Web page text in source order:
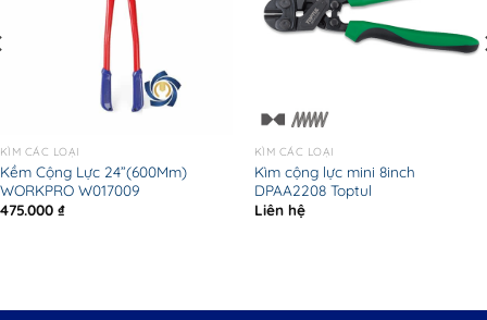
KÌM CÁC LOẠI
Kềm Cộng Lực 24”(600Mm)
WORKPRO W017009
475.000 ₫
KÌM CÁC LOẠI
Kìm cộng lực mini 8inch
DPAA2208 Toptul
Liên hệ